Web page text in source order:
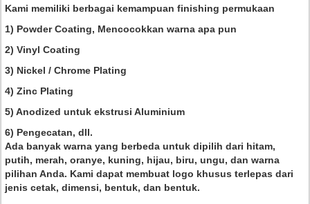
Kami memiliki berbagai kemampuan finishing permukaan
1) Powder Coating, Mencocokkan warna apa pun
2) Vinyl Coating
3) Nickel / Chrome Plating
4) Zinc Plating
5) Anodized untuk ekstrusi Aluminium
6) Pengecatan, dll.
Ada banyak warna yang berbeda untuk dipilih dari hitam,
putih, merah, oranye, kuning, hijau, biru, ungu, dan warna
pilihan Anda. Kami dapat membuat logo khusus terlepas dari
jenis cetak, dimensi, bentuk, dan bentuk.